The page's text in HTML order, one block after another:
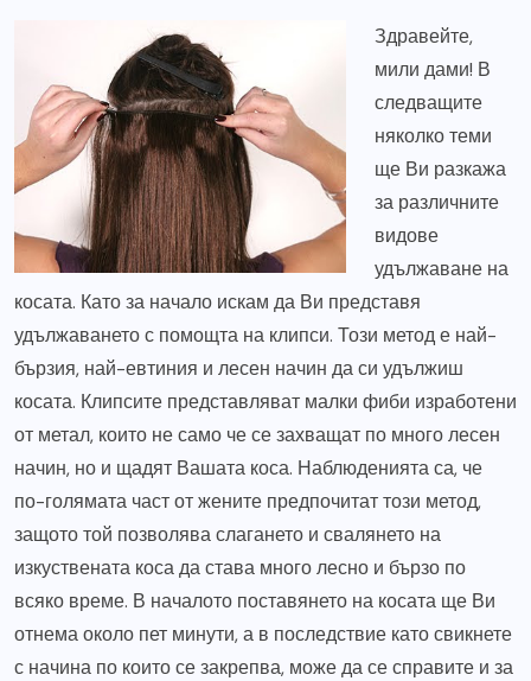
Здравейте,
мили дами! В
следващите
няколко теми
ще Ви разкажа
за различните
видове
удължаване на
косата. Като за начало искам да Ви представя
удължаването с помощта на клипси. Този метод е най-
бързия, най-евтиния и лесен начин да си удължиш
косата. Клипсите представляват малки фиби изработени
от метал, които не само че се захващат по много лесен
начин, но и щадят Вашата коса. Наблюденията са, че
по-голямата част от жените предпочитат този метод,
защото той позволява слагането и свалянето на
изкуствената коса да става много лесно и бързо по
всяко време. В началото поставянето на косата ще Ви
отнема около пет минути, а в последствие като свикнете
с начина по които се закрепва, може да се справите и за